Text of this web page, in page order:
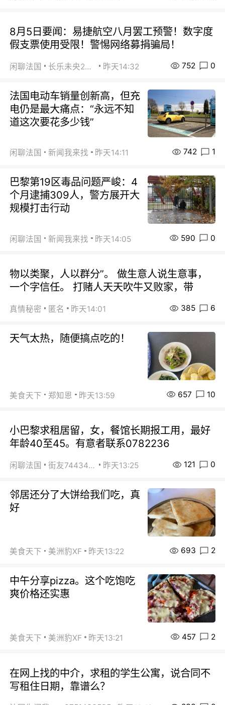
8月5日要闻：易捷航空八月罢工预警！数字度
假支票使用受限！警惕网络募捐骗局！
闲聊法国 长乐未央2015 昨天14:32 752 0
法国电动车销量创新高，但充
电仍是最大痛点：“永远不知
道这次要花多少钱”
闲聊法国 新闻我来找 昨天14:11 742 1
巴黎第19区毒品问题严峻：4
个月逮捕309人，警方展开大
规模打击行动
闲聊法国 新闻我来找 昨天14:05 590 0
物以类聚，人以群分”。 做生意人说生意事，
一个字信任。 打赌人天天吹牛又败家，带
真情秘密 匿名 昨天14:01 385 6
天气太热，随便搞点吃的！
美食天下 郑知恩 昨天13:59 657 10
小巴黎求租居留，女，餐馆长期报工用，最好
年龄40至45。有意者联系0782236
闲聊法国 街友74434350 昨天13:25 121 0
邻居还分了大饼给我们吃，真
好
美食天下 美洲豹XF 昨天13:22 693 2
中午分享pizza。这个吃饱吃
爽价格还实惠
美食天下 美洲豹XF 昨天13:21 457 2
在网上找的中介，求租的学生公寓，说合同不
写租住日期，靠谱么？